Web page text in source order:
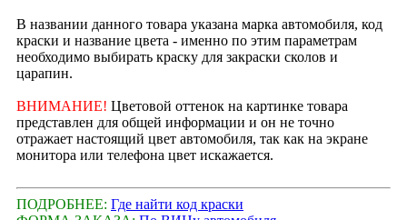
В названии данного товара указана марка автомобиля, код
краски и название цвета - именно по этим параметрам
необходимо выбирать краску для закраски сколов и
царапин.
ВНИМАНИЕ! Цветовой оттенок на картинке товара
представлен для общей информации и он не точно
отражает настоящий цвет автомобиля, так как на экране
монитора или телефона цвет искажается.
ПОДРОБНЕЕ: Где найти код краски